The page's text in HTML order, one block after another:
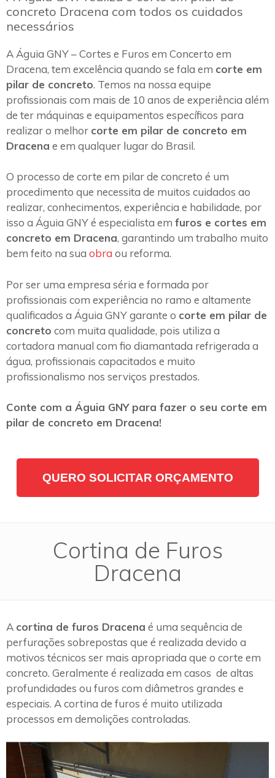
concreto Dracena com todos os cuidados
necessários
A Águia GNY – Cortes e Furos em Concerto em
Dracena, tem excelência quando se fala em corte em
pilar de concreto. Temos na nossa equipe
profissionais com mais de 10 anos de experiência além
de ter máquinas e equipamentos específicos para
realizar o melhor corte em pilar de concreto em
Dracena e em qualquer lugar do Brasil.
O processo de corte em pilar de concreto é um
procedimento que necessita de muitos cuidados ao
realizar, conhecimentos, experiência e habilidade, por
isso a Águia GNY é especialista em furos e cortes em
concreto em Dracena, garantindo um trabalho muito
bem feito na sua obra ou reforma.
Por ser uma empresa séria e formada por
profissionais com experiência no ramo e altamente
qualificados a Águia GNY garante o corte em pilar de
concreto com muita qualidade, pois utiliza a
cortadora manual com fio diamantada refrigerada a
água, profissionais capacitados e muito
profissionalismo nos serviços prestados.
Conte com a Águia GNY para fazer o seu corte em
pilar de concreto em Dracena!
QUERO SOLICITAR ORÇAMENTO
Cortina de Furos
Dracena
A cortina de furos Dracena é uma sequência de
perfurações sobrepostas que é realizada devido a
motivos técnicos ser mais apropriada que o corte em
concreto. Geralmente é realizada em casos de altas
profundidades ou furos com diâmetros grandes e
especiais. A cortina de furos é muito utilizada
processos em demolições controladas.